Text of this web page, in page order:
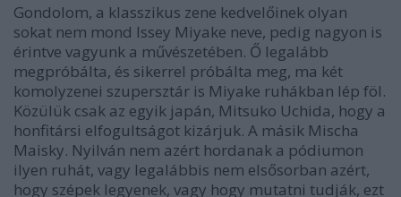
Gondolom, a klasszikus zene kedvelőinek olyan
sokat nem mond Issey Miyake neve, pedig nagyon is
érintve vagyunk a művészetében. Ő legalább
megpróbálta, és sikerrel próbálta meg, ma két
komolyzenei szupersztár is Miyake ruhákban lép föl.
Közülük csak az egyik japán, Mitsuko Uchida, hogy a
honfitársi elfogultságot kizárjuk. A másik Mischa
Maisky. Nyilván nem azért hordanak a pódiumon
ilyen ruhát, vagy legalábbis nem elsősorban azért,
hogy szépek legyenek, vagy hogy mutatni tudják, ezt